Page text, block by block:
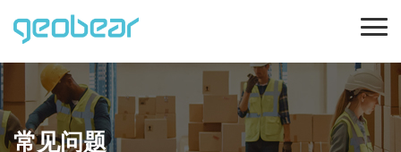
常见问题